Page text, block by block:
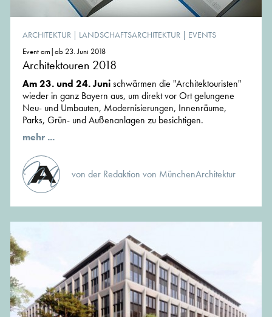
ARCHITEKTUR | LANDSCHAFTSARCHITEKTUR | EVENTS
Event am|ab 23. Juni 2018
Architektouren 2018
Am 23. und 24. Junischwärmen die "Architektouristen"
wieder in ganz Bayern aus, um direkt vor Ort gelungene
Neu- und Umbauten, Modernisierungen, Innenräume,
Parks, Grün- und Außenanlagen zu besichtigen.
mehr ...
von der Redaktion von MünchenArchitektur